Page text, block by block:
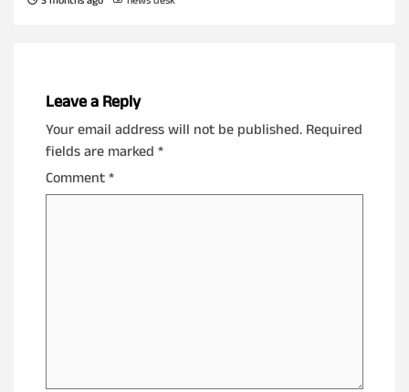
Leave a Reply
Your email address will not be published. Required
fields are marked *
Comment*